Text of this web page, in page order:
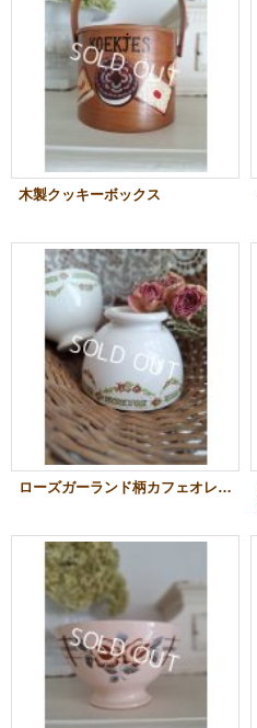
木製クッキーボックス
ローズガーランド柄カフェオレボウル